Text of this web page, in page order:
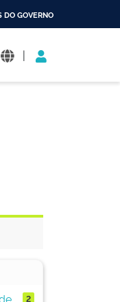
DO GOVERNO
|
2